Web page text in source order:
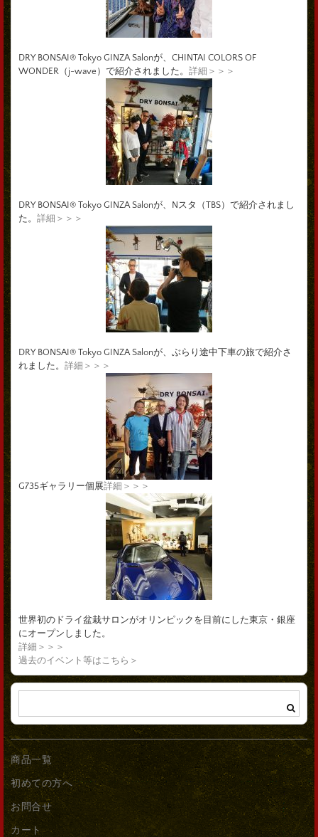
DRY BONSAI® Tokyo GINZA Salonが、CHINTAI COLORS OF
WONDER（j-wave）で紹介されました。 詳細＞＞＞
DRY BONSAI® Tokyo GINZA Salonが、Nスタ（TBS）で紹介されまし
た。 詳細＞＞＞
DRY BONSAI® Tokyo GINZA Salonが、ぶらり途中下車の旅で紹介さ
れました。 詳細＞＞＞
G735ギャラリー個展詳細＞＞＞
世界初のドライ盆栽サロンがオリンピックを目前にした東京・銀座
にオープンしました。
詳細＞＞＞
過去のイベント等はこちら＞
商品一覧
初めての方へ
お問合せ
カート